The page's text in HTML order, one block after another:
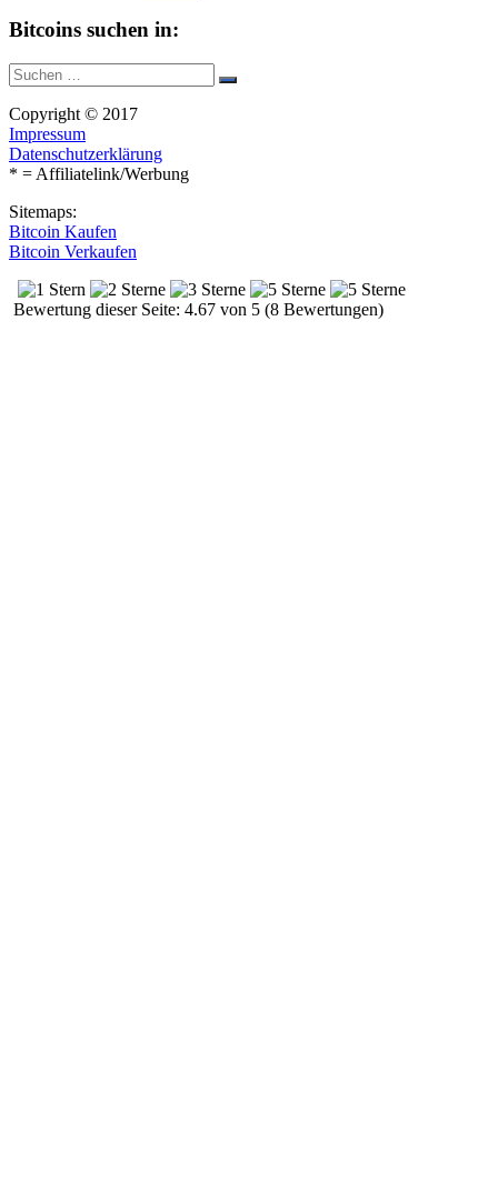
Bitcoins suchen in:
Suche
nach:
Suchen
Copyright © 2017
Impressum
Datenschutzerklärung
* = Affiliatelink/Werbung
Sitemaps:
Bitcoin Kaufen
Bitcoin Verkaufen
Bewertung dieser Seite: 4.67 von 5 (8 Bewertungen)